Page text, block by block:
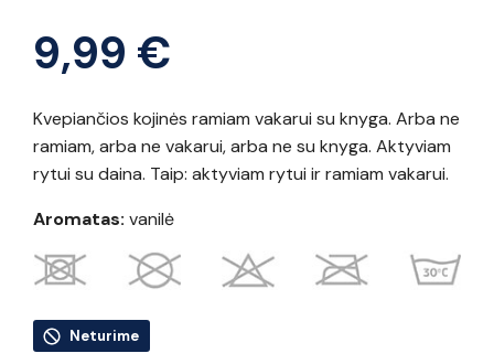
9,99 €
Kvepiančios kojinės ramiam vakarui su knyga. Arba ne
ramiam, arba ne vakarui, arba ne su knyga. Aktyviam
rytui su daina. Taip: aktyviam rytui ir ramiam vakarui.
Aromatas: vanilė
Neturime